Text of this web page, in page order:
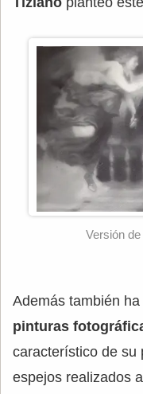
Versión
Además también
pinturas
característico de su
espejos realizados